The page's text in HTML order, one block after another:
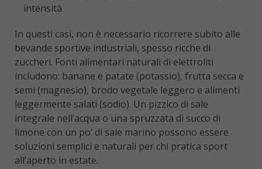
intensità
In questi casi, non è necessario ricorrere subito alle
bevande sportive industriali, spesso ricche di
zuccheri. Fonti alimentari naturali di elettroliti
includono: banane e patate (potassio), frutta secca e
semi (magnesio), brodo vegetale leggero e alimenti
leggermente salati (sodio). Un pizzico di sale
integrale nell’acqua o una spruzzata di succo di
limone con un po’ di sale marino possono essere
soluzioni semplici e naturali per chi pratica sport
all’aperto in estate.